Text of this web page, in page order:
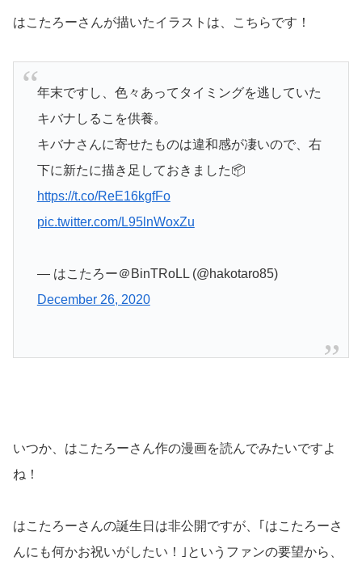
はこたろーさんが描いたイラストは、こちらです！
年末ですし、色々あってタイミングを逃していた
キバナしるこを供養。
キバナさんに寄せたものは違和感が凄いので、右
下に新たに描き足しておきました📦
https://t.co/ReE16kgfFo
pic.twitter.com/L95lnWoxZu
— はこたろー＠BinTRoLL (@hakotaro85)
December 26, 2020
いつか、はこたろーさん作の漫画を読んでみたいですよ
ね！
はこたろーさんの誕生日は非公開ですが、｢はこたろーさ
んにも何かお祝いがしたい！｣というファンの要望から、